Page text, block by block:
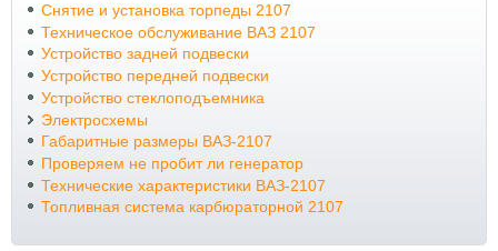
Снятие и установка торпеды 2107
Техническое обслуживание ВАЗ 2107
Устройство задней подвески
Устройство передней подвески
Устройство стеклоподъемника
Электросхемы
Габаритные размеры ВАЗ-2107
Проверяем не пробит ли генератор
Технические характеристики ВАЗ-2107
Топливная система карбюраторной 2107